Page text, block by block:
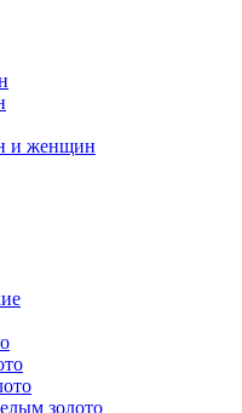
и женщин
золото